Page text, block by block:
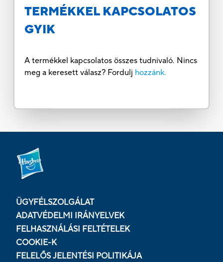
TERMÉKKEL KAPCSOLATOS
GYIK
A termékkel kapcsolatos összes tudnivaló. Nincs
meg a keresett válasz? Fordulj hozzánk.
ÜGYFÉLSZOLGÁLAT
ADATVÉDELMI IRÁNYELVEK
FELHASZNÁLÁSI FELTÉTELEK
COOKIE-K
FELELŐS JELENTÉSI POLITIKÁJA